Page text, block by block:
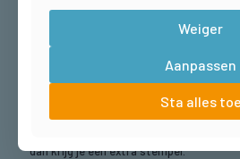
Spaar mee met onze Vette Pas! Bij
stempel. Een volle Vette Pas? Dan krijg
product, vraag naar de actuele actie.
Je krijgt de stempel als je bij ons in de
Maar ook als we bij je bezorgen als via
dan krijg je een extra stempel.
Weiger
Aanpassen
Sta alles toe